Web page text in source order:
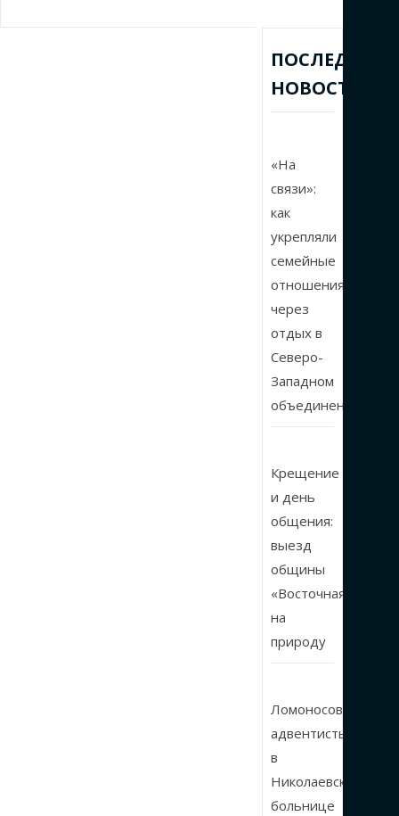
ПОСЛЕДНИЕ
НОВОСТИ
«На
связи»:
как
укрепляли
семейные
отношения
через
отдых в
Северо-
Западном
объединении
Крещение
и день
общения:
выезд
общины
«Восточная»
на
природу
Ломоносовские
адвентисты
в
Николаевской
больнице